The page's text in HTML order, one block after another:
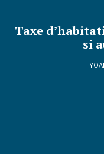
Taxe
si